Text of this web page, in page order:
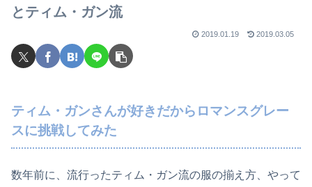
とティム・ガン流
2019.01.19 2019.03.05
ティム・ガンさんが好きだからロマンスグレー
スに挑戦してみた
数年前に、流行ったティム・ガン流の服の揃え方、やって